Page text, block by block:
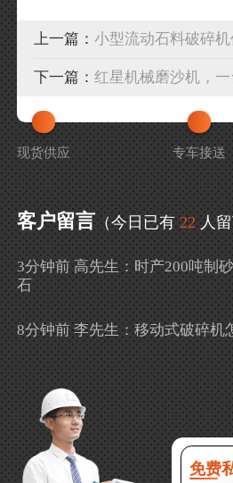
上一篇：小型流动石料破碎机价格
下一篇：红星机械磨沙机，
现货供应 专车接送
客户留言 （今日已有 22 人
3分钟前 高先生：时产200吨制
石
8分钟前 李先生：移动式破碎机
吗？
16分钟前 程先生：破碎生产线
么售后服务？
免费